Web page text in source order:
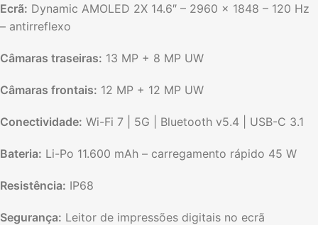
Ecrã: Dynamic AMOLED 2X 14.6″ – 2960 × 1848 – 120 Hz
– antirreflexo
Câmaras traseiras: 13 MP + 8 MP UW
Câmaras frontais: 12 MP + 12 MP UW
Conectividade: Wi-Fi 7 | 5G | Bluetooth v5.4 | USB-C 3.1
Bateria: Li-Po 11.600 mAh – carregamento rápido 45 W
Resistência: IP68
Segurança: Leitor de impressões digitais no ecrã